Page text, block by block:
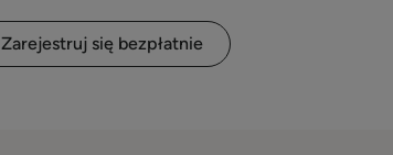
Zarejestruj się bezpłatnie